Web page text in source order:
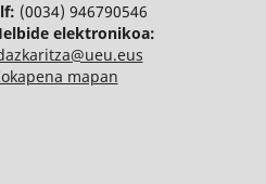
(0034) 946790546
elektronikoa:
mapan